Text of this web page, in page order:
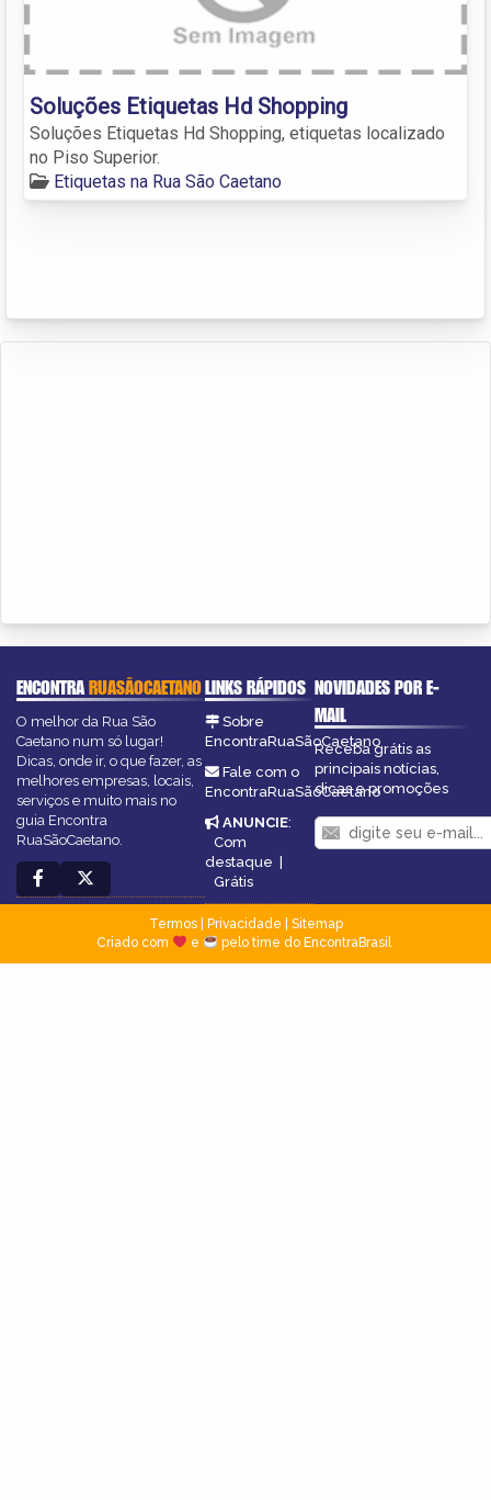
Soluções Etiquetas Hd Shopping
Soluções Etiquetas Hd Shopping, etiquetas localizado
no Piso Superior.
Etiquetas na Rua São Caetano
ENCONTRARUASÃOCAETANO
O melhor da Rua São
Caetano num só lugar!
Dicas, onde ir, o que fazer, as
melhores empresas, locais,
serviços e muito mais no
guia Encontra
RuaSãoCaetano.
LINKS RÁPIDOS
Sobre
EncontraRuaSãoCaetano
Fale com o
EncontraRuaSãoCaetano
ANUNCIE:
Com
destaque |
Grátis
NOVIDADES POR E-
MAIL
Receba grátis as
principais notícias,
dicas e promoções
Termos| Privacidade
Sitemap
Criado com
e pelo time do EncontraBrasil